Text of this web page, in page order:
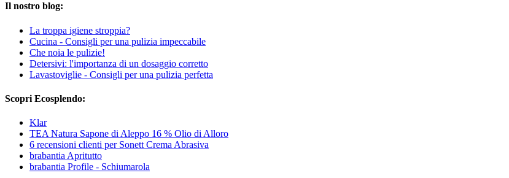
Il nostro blog:
La troppa igiene stroppia?
Cucina - Consigli per una pulizia impeccabile
Che noia le pulizie!
Detersivi: l'importanza di un dosaggio corretto
Lavastoviglie - Consigli per una pulizia perfetta
Scopri Ecosplendo:
Klar
TEA Natura Sapone di Aleppo 16 % Olio di Alloro
6 recensioni clienti per Sonett Crema Abrasiva
brabantia Apritutto
brabantia Profile - Schiumarola